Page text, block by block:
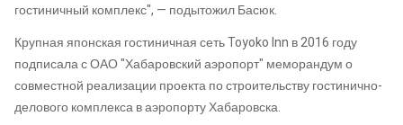
гостиничный комплекс", — подытожил Басюк.
Крупная японская гостиничная сеть Toyoko Inn в 2016 году
подписала с ОАО "Хабаровский аэропорт" меморандум о
совместной реализации проекта по строительству гостинично-
делового комплекса в аэропорту Хабаровска.